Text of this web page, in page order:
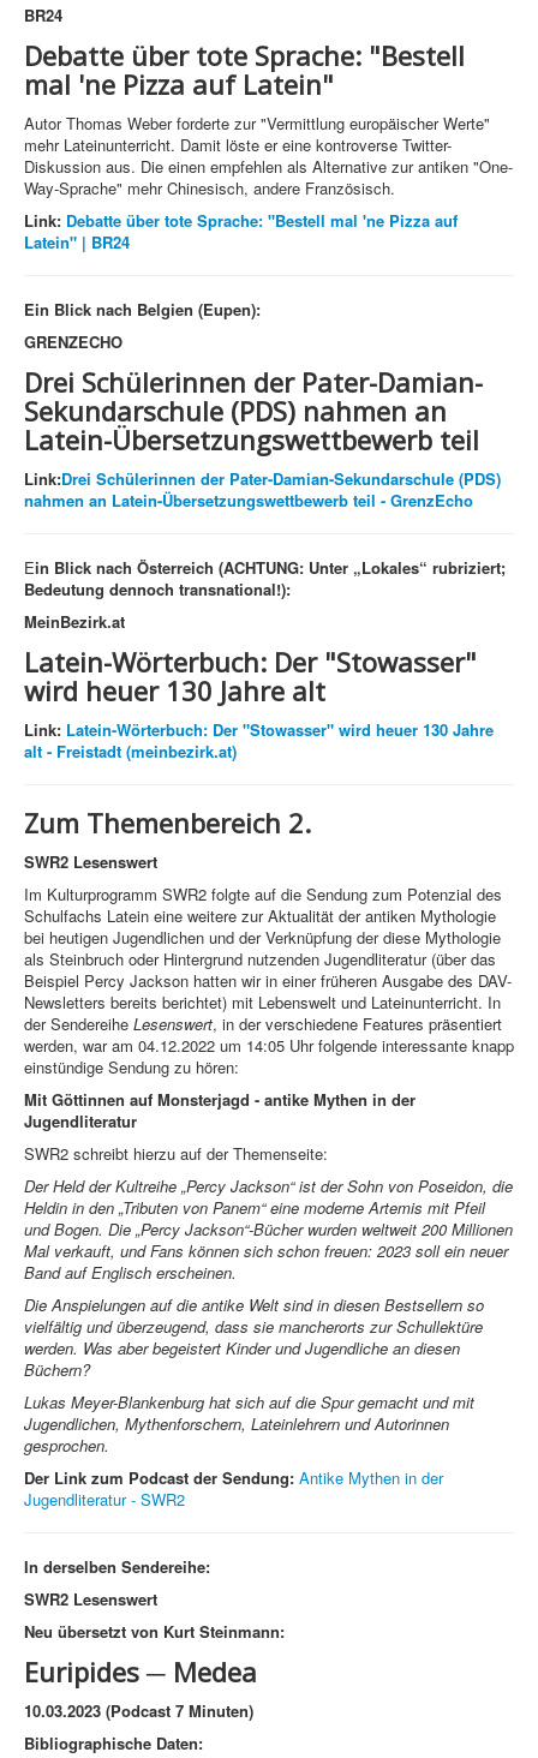
BR24
Debatte über tote Sprache: "Bestell
mal 'ne Pizza auf Latein"
Autor Thomas Weber forderte zur "Vermittlung europäischer Werte"
mehr Lateinunterricht. Damit löste er eine kontroverse Twitter-
Diskussion aus. Die einen empfehlen als Alternative zur antiken "One-
Way-Sprache" mehr Chinesisch, andere Französisch.
Link: Debatte über tote Sprache: "Bestell mal 'ne Pizza auf
Latein" | BR24
Ein Blick nach Belgien (Eupen):
GRENZECHO
Drei Schülerinnen der Pater-Damian-
Sekundarschule (PDS) nahmen an
Latein-Übersetzungswettbewerb teil
Link:Drei Schülerinnen der Pater-Damian-Sekundarschule (PDS)
nahmen an Latein-Übersetzungswettbewerb teil - GrenzEcho
Ein Blick nach Österreich (ACHTUNG: Unter „Lokales“ rubriziert;
Bedeutung dennoch transnational!):
MeinBezirk.at
Latein-Wörterbuch: Der "Stowasser"
wird heuer 130 Jahre alt
Link: Latein-Wörterbuch: Der "Stowasser" wird heuer 130 Jahre
alt - Freistadt (meinbezirk.at)
Zum Themenbereich 2.
SWR2 Lesenswert
Im Kulturprogramm SWR2 folgte auf die Sendung zum Potenzial des
Schulfachs Latein eine weitere zur Aktualität der antiken Mythologie
bei heutigen Jugendlichen und der Verknüpfung der diese Mythologie
als Steinbruch oder Hintergrund nutzenden Jugendliteratur (über das
Beispiel Percy Jackson hatten wir in einer früheren Ausgabe des DAV-
Newsletters bereits berichtet) mit Lebenswelt und Lateinunterricht. In
der Sendereihe Lesenswert, in der verschiedene Features präsentiert
werden, war am 04.12.2022 um 14:05 Uhr folgende interessante knapp
einstündige Sendung zu hören:
Mit Göttinnen auf Monsterjagd - antike Mythen in der
Jugendliteratur
SWR2 schreibt hierzu auf der Themenseite:
Der Held der Kultreihe „Percy Jackson“ ist der Sohn von Poseidon, die
Heldin in den „Tributen von Panem“ eine moderne Artemis mit Pfeil
und Bogen. Die „Percy Jackson“-Bücher wurden weltweit 200 Millionen
Mal verkauft, und Fans können sich schon freuen: 2023 soll ein neuer
Band auf Englisch erscheinen.
Die Anspielungen auf die antike Welt sind in diesen Bestsellern so
vielfältig und überzeugend, dass sie mancherorts zur Schullektüre
werden. Was aber begeistert Kinder und Jugendliche an diesen
Büchern?
Lukas Meyer-Blankenburg hat sich auf die Spur gemacht und mit
Jugendlichen, Mythenforschern, Lateinlehrern und Autorinnen
gesprochen.
Der Link zum Podcast der Sendung: Antike Mythen in der
Jugendliteratur - SWR2
In derselben Sendereihe:
SWR2 Lesenswert
Neu übersetzt von Kurt Steinmann:
Euripides ─ Medea
10.03.2023 (Podcast 7 Minuten)
Bibliographische Daten: